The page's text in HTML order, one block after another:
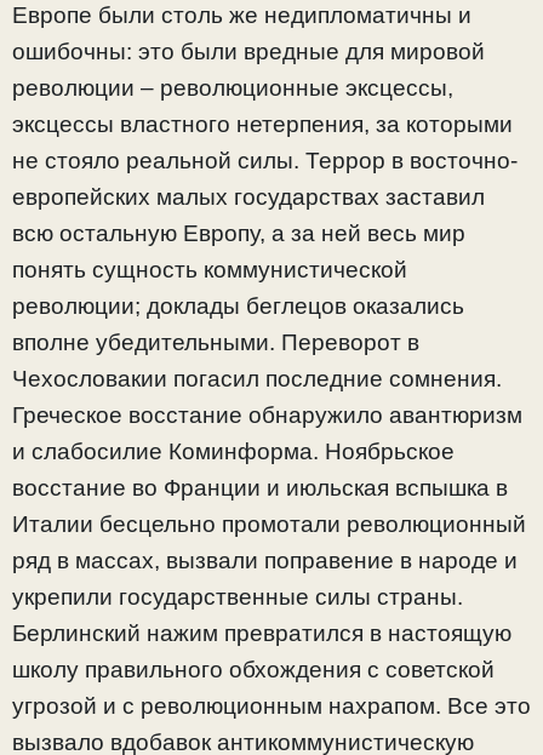
Европе были столь же недипломатичны и
ошибочны: это были вредные для мировой
революции – революционные эксцессы,
эксцессы властного нетерпения, за которыми
не стояло реальной силы. Террор в восточно-
европейских малых государствах заставил
всю остальную Европу, а за ней весь мир
понять сущность коммунистической
революции; доклады беглецов оказались
вполне убедительными. Переворот в
Чехословакии погасил последние сомнения.
Греческое восстание обнаружило авантюризм
и слабосилие Коминформа. Ноябрьское
восстание во Франции и июльская вспышка в
Италии бесцельно промотали революционный
ряд в массах, вызвали поправение в народе и
укрепили государственные силы страны.
Берлинский нажим превратился в настоящую
школу правильного обхождения с советской
угрозой и с революционным нахрапом. Все это
вызвало вдобавок антикоммунистическую